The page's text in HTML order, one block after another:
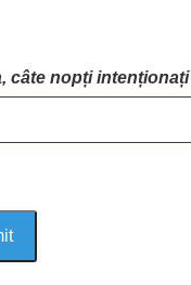
HARTA
cu o
câte nopți